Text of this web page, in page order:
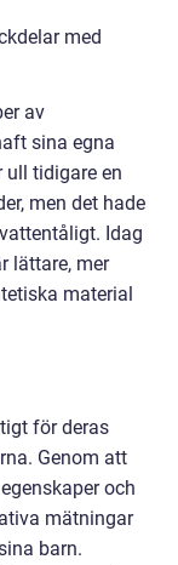
med
av
sina egna
ull tidigare en
men det hade
Idag
lättare, mer
material
för deras
Genom att
och
mätningar
barn.